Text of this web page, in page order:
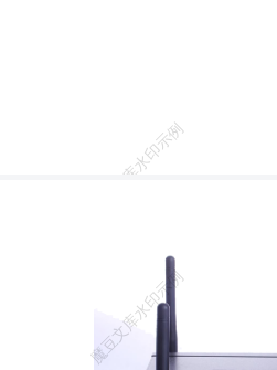
要求实时监测水库库区的降雨量、实
数据，同时摄像机实时监测库区 的视
前端采集设备主要是由数据采集终端
水位计、摄像机、 供电系统等设备组成。由数据采集终端负责采集雨
量计、水位计的水情数据，并传输到